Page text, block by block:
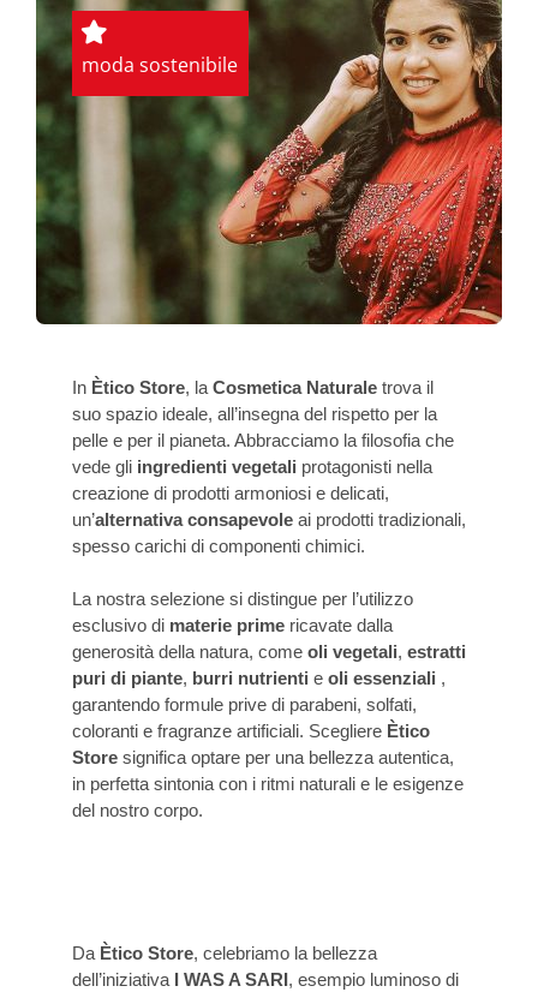
moda sostenibile
In Ètico Store, la Cosmetica Naturale trova il
suo spazio ideale, all’insegna del rispetto per la
pelle e per il pianeta. Abbracciamo la filosofia che
vede gli ingredienti vegetali protagonisti nella
creazione di prodotti armoniosi e delicati,
un’alternativa consapevole ai prodotti tradizionali,
spesso carichi di componenti chimici.
La nostra selezione si distingue per l’utilizzo
esclusivo di materie prime ricavate dalla
generosità della natura, come oli vegetali, estratti
puri di piante, burri nutrienti e oli essenziali ,
garantendo formule prive di parabeni, solfati,
coloranti e fragranze artificiali. Scegliere Ètico
Store significa optare per una bellezza autentica,
in perfetta sintonia con i ritmi naturali e le esigenze
del nostro corpo.
Da Ètico Store, celebriamo la bellezza
dell’iniziativa I WAS A SARI, esempio luminoso di